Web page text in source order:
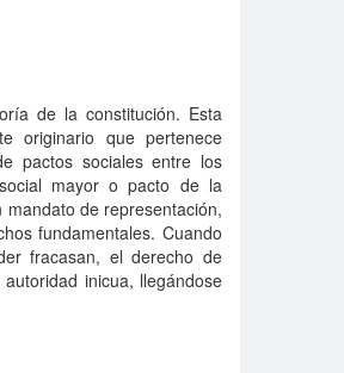
de la constitución. Esta
originario que pertenece
pactos sociales entre los
mayor o pacto de la
de representación,
fundamentales. Cuando
fracasan, el derecho de
inicua, llegándose